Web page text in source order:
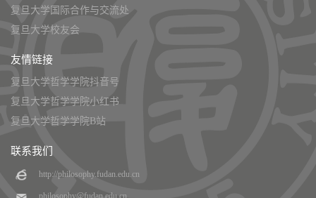
复旦大学国际合作与交流处
复旦大学校友会
友情链接
复旦大学哲学学院抖音号
复旦大学哲学学院小红书
复旦大学哲学学院B站
联系我们
http://philosophy.fudan.edu.cn